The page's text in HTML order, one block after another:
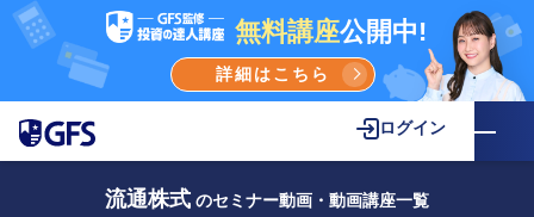
無料講座公開中!
詳細はこちら
ログイン
流通株式 のセミナー動画・動画講座一覧